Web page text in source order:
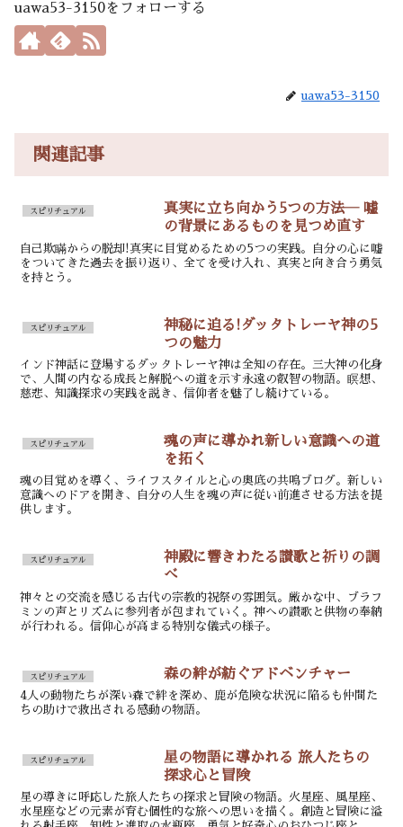
uawa53-3150をフォローする
uawa53-3150
関連記事
スピリチュアル
真実に立ち向かう5つの方法― 嘘
の背景にあるものを見つめ直す
自己欺瞞からの脱却!真実に目覚めるための5つの実践。自分の心に嘘
をついてきた過去を振り返り、全てを受け入れ、真実と向き合う勇気
を持とう。
スピリチュアル
神秘に迫る!ダッタトレーヤ神の5
つの魅力
インド神話に登場するダッタトレーヤ神は全知の存在。三大神の化身
で、人間の内なる成長と解脱への道を示す永遠の叡智の物語。瞑想、
慈悲、知識探求の実践を説き、信仰者を魅了し続けている。
スピリチュアル
魂の声に導かれ新しい意識への道
を拓く
魂の目覚めを導く、ライフスタイルと心の奥底の共鳴ブログ。新しい
意識へのドアを開き、自分の人生を魂の声に従い前進させる方法を提
供します。
スピリチュアル
神殿に響きわたる讃歌と祈りの調
べ
神々との交流を感じる古代の宗教的祝祭の雰囲気。厳かな中、ブラフ
ミンの声とリズムに参列者が包まれていく。神への讃歌と供物の奉納
が行われる。信仰心が高まる特別な儀式の様子。
スピリチュアル 森の絆が紡ぐアドベンチャー
4人の動物たちが深い森で絆を深め、鹿が危険な状況に陥るも仲間た
ちの助けで救出される感動の物語。
スピリチュアル
星の物語に導かれる 旅人たちの
探求心と冒険
星の導きに呼応した旅人たちの探求と冒険の物語。火星座、風星座、
水星座などの元素が育む個性的な旅への思いを描く。創造と冒険に溢